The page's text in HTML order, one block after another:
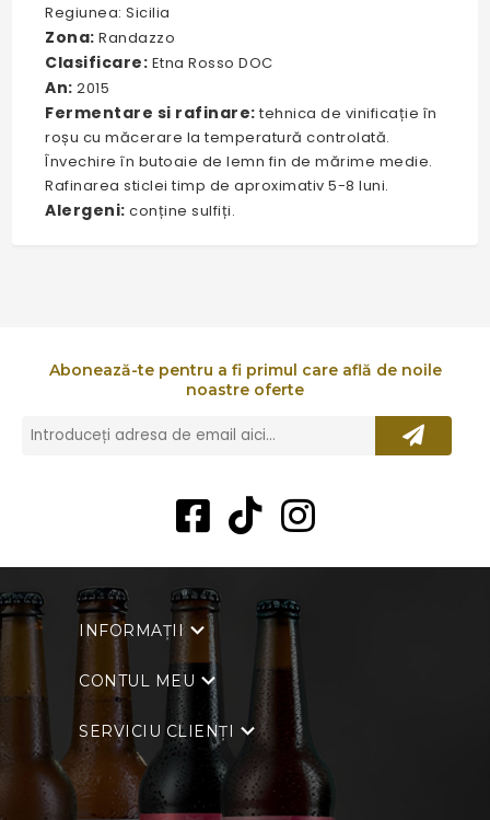
Regiunea: Sicilia
Zona: Randazzo
Clasificare: Etna Rosso DOC
An:2015
Fermentare si rafinare: tehnica de vinificație în
roșu cu măcerare la temperatură controlată.
Învechire în butoaie de lemn fin de mărime medie.
Rafinarea sticlei timp de aproximativ 5-8 luni.
Alergeni: conține sulfiți.
Abonează-te pentru a fi primul care află de noile
noastre oferte
INFORMAȚII
CONTUL MEU
SERVICIU CLIENȚI